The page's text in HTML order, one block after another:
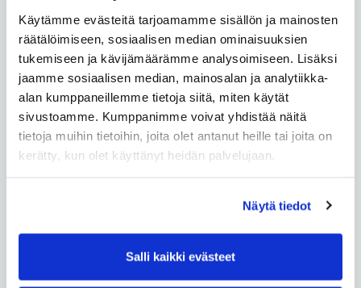
Käytämme evästeitä tarjoamamme sisällön ja mainosten
räätälöimiseen, sosiaalisen median ominaisuuksien
tukemiseen ja kävijämäärämme analysoimiseen. Lisäksi
jaamme sosiaalisen median, mainosalan ja analytiikka-
alan kumppaneillemme tietoja siitä, miten käytät
sivustoamme. Kumppanimme voivat yhdistää näitä
tietoja muihin tietoihin, joita olet antanut heille tai joita on
kerätty, kun olet käyttänyt heidän palvelujaan.
Näytä tiedot
Salli kaikki evästeet
Hollihaka
Huonesuo
Hönttämäki
Höyhtyä
Intiö
Kaakkuri